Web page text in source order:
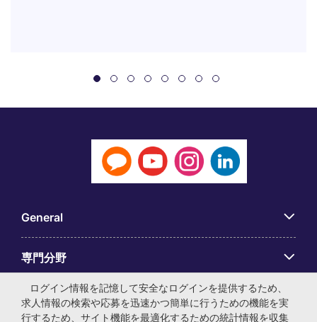
General
専門分野
アプリ
ログイン情報を記憶して安全なログインを提供するため、
求人情報の検索や応募を迅速かつ簡単に行うための機能を実
行するため、サイト機能を最適化するための統計情報を収集